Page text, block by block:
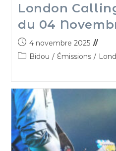
London
du 04
4 novembre 2025
Bidou / Émissions /